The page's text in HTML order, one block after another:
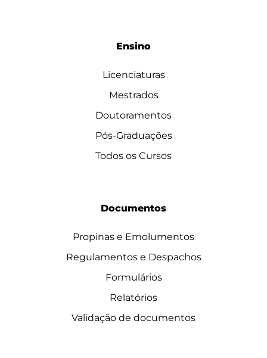
Ensino
Licenciaturas
Mestrados
Doutoramentos
Pós-Graduações
Todos os Cursos
Documentos
Propinas e Emolumentos
Regulamentos e Despachos
Formulários
Relatórios
Validação de documentos